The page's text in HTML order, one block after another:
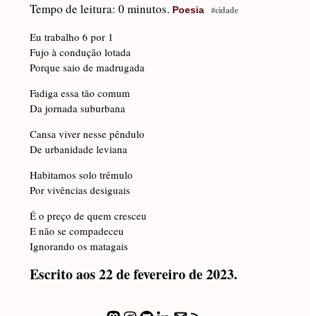
Tempo de leitura: 0 minutos. Poesia #cidade
Eu trabalho 6 por 1
Fujo à condução lotada
Porque saio de madrugada
Fadiga essa tão comum
Da jornada suburbana
Cansa viver nesse pêndulo
De urbanidade leviana
Habitamos solo trêmulo
Por vivências desiguais
É o preço de quem cresceu
E não se compadeceu
Ignorando os matagais
Escrito aos 22 de fevereiro de 2023.